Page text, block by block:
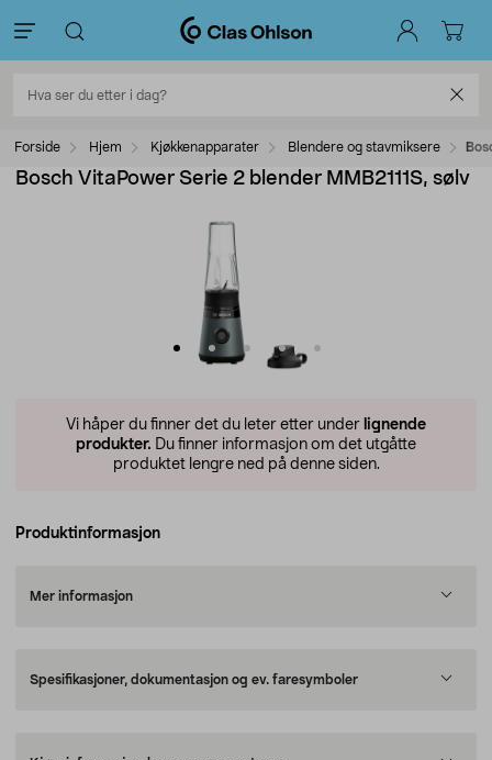
Forside Hjem Kjøkkenapparater Blendere og stavmiksere
Bosch VitaPower Serie 2 blender MMB2111S, sølv
Vi håper du finner det du leter etter under lignende
produkter. Du finner informasjon om det utgåtte
produktet lengre ned på denne siden.
Produktinformasjon
Mer informasjon
Spesifikasjoner, dokumentasjon og ev. faresymboler